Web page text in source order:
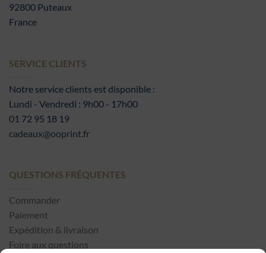
92800 Puteaux
France
SERVICE CLIENTS
Notre service clients est disponible :
Lundi - Vendredi : 9h00 - 17h00
01 72 95 18 19
cadeaux@ooprint.fr
QUESTIONS FRÉQUENTES
Commander
Paiement
Expédition & livraison
Foire aux questions